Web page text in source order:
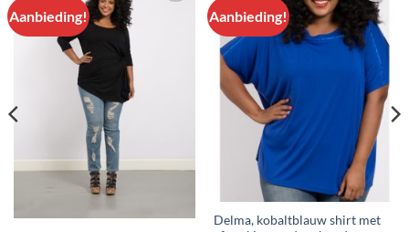
Aanbieding! Aanbieding!
Aan
verlanglijst
toevoegen
Delma, kobaltblauw shirt met